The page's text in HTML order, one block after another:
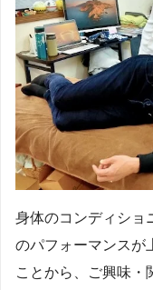
身体のコンディショ
のパフォーマンスが
ことから、ご興味・